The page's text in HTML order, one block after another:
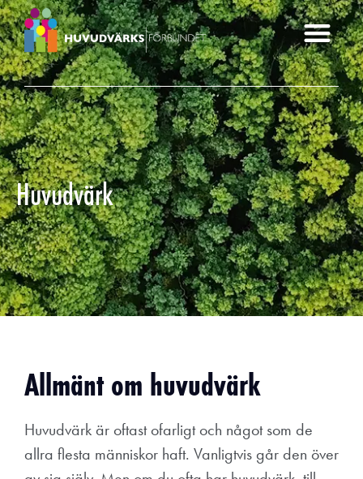
Huvudvärk
Allmänt om huvudvärk
Huvudvärk är oftast ofarligt och något som de
allra flesta människor haft. Vanligtvis går den över